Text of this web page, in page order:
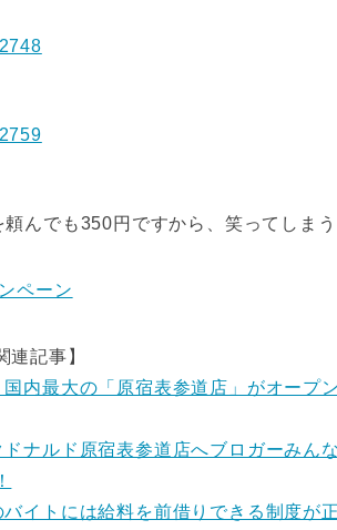
頼んでも350円ですから、笑ってしま
ペーン
連記事】
国内最大の「原宿表参道店」がオー
ドナルド原宿表参道店へブロガーみん
イトには給料を前借りできる制度が